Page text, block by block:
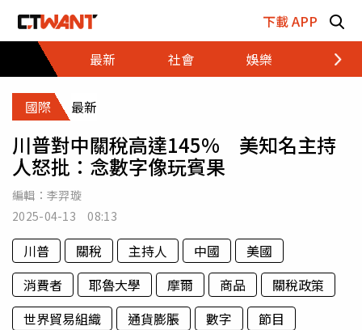
下載 APP
最新
社會 娛樂 財經
國際 最新
川普對中關稅高達145% 美知名主持
人怒批：念數字像玩賓果
編輯： 李羿璇
2025-04-13 08:13
川普 關稅 主持人 中國
美國
消費者
耶魯大學 摩爾 商品
關稅政策
世界貿易組織
通貨膨脹 數字 節目